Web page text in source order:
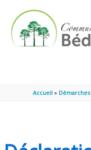
Accueil Démarches